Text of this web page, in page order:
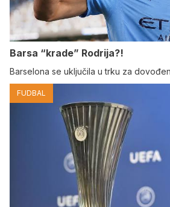
Barsa “krade” Rodrija?!
Barselona se uključila u trku za
FUDBAL